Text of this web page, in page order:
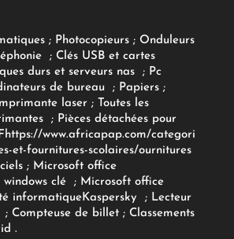
; Photocopieurs; Onduleurs
; Clés USB et cartes
durs et serveurs nas ; Pc
de bureau ; Papiers;
laser; Toutes les
; Pièces détachées pour
F https://www.africapap.com/categori
et-fournitures-scolaires/ournitures
; Microsoft office
clé; Microsoft office
informatiqueKaspersky ; Lecteur
; Compteuse de billet; Classements
.